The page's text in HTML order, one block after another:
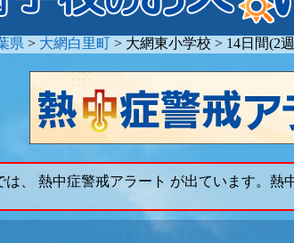
県 > 大網白里町 > 大網東小学校 > 14日間(2
は、 熱中症警戒アラート が出ています。熱